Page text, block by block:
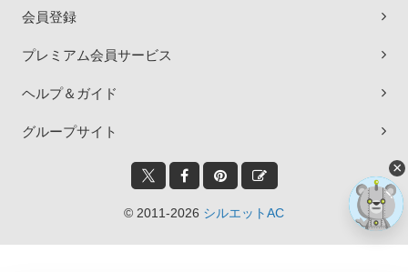
会員登録
プレミアム会員サービス
ヘルプ＆ガイド
グループサイト
© 2011-2026 シルエットAC
×